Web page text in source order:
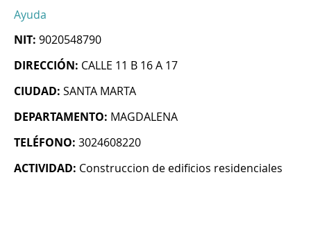
Ayuda
NIT: 9020548790
DIRECCIÓN: CALLE 11 B 16 A 17
CIUDAD: SANTA MARTA
DEPARTAMENTO: MAGDALENA
TELÉFONO: 3024608220
ACTIVIDAD: Construccion de edificios residenciales